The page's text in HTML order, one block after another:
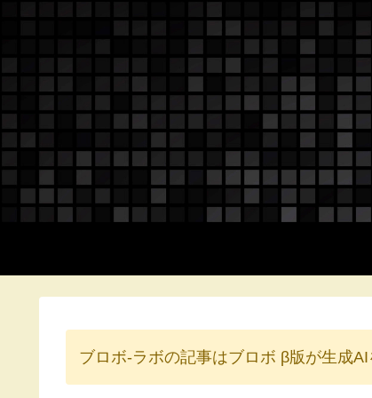
ブロボ-ラボの記事はブロボ β版が生成